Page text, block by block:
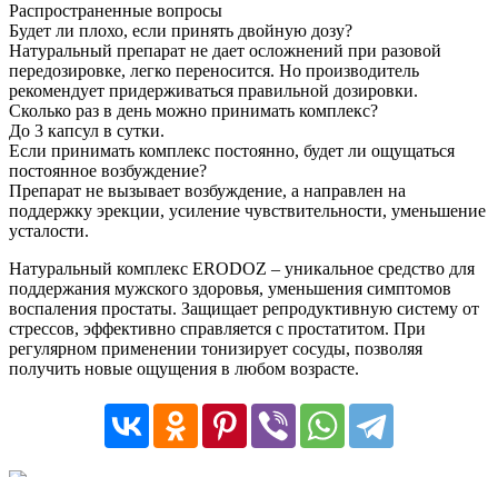
Распространенные вопросы
Будет ли плохо, если принять двойную дозу?
Натуральный препарат не дает осложнений при разовой
передозировке, легко переносится. Но производитель
рекомендует придерживаться правильной дозировки.
Сколько раз в день можно принимать комплекс?
До 3 капсул в сутки.
Если принимать комплекс постоянно, будет ли ощущаться
постоянное возбуждение?
Препарат не вызывает возбуждение, а направлен на
поддержку эрекции, усиление чувствительности, уменьшение
усталости.
Натуральный комплекс ERODOZ – уникальное средство для
поддержания мужского здоровья, уменьшения симптомов
воспаления простаты. Защищает репродуктивную систему от
стрессов, эффективно справляется с простатитом. При
регулярном применении тонизирует сосуды, позволяя
получить новые ощущения в любом возрасте.